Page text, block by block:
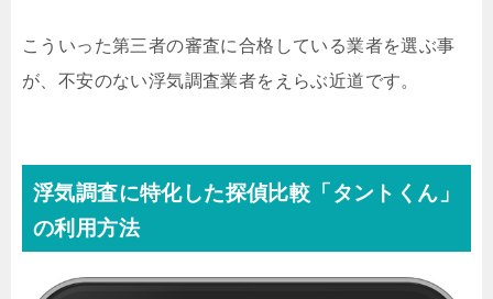
こういった第三者の審査に合格している業者を選ぶ事
が、不安のない浮気調査業者をえらぶ近道です。
浮気調査に特化した探偵比較「タントくん」
の利用方法